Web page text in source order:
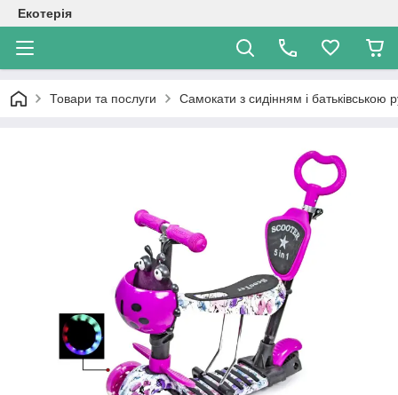
Екотерія
Товари та послуги Самокати з сидінням і батьківською